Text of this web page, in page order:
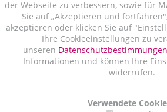
der Webseite zu verbessern, sowie für
Sie auf „Akzeptieren und
akzeptieren oder klicken Sie auf
Ihre Cookieeinstellungen zu
unseren Datenschutzbestimmungen
Informationen und können Ihre
widerrufen.
Verwendete